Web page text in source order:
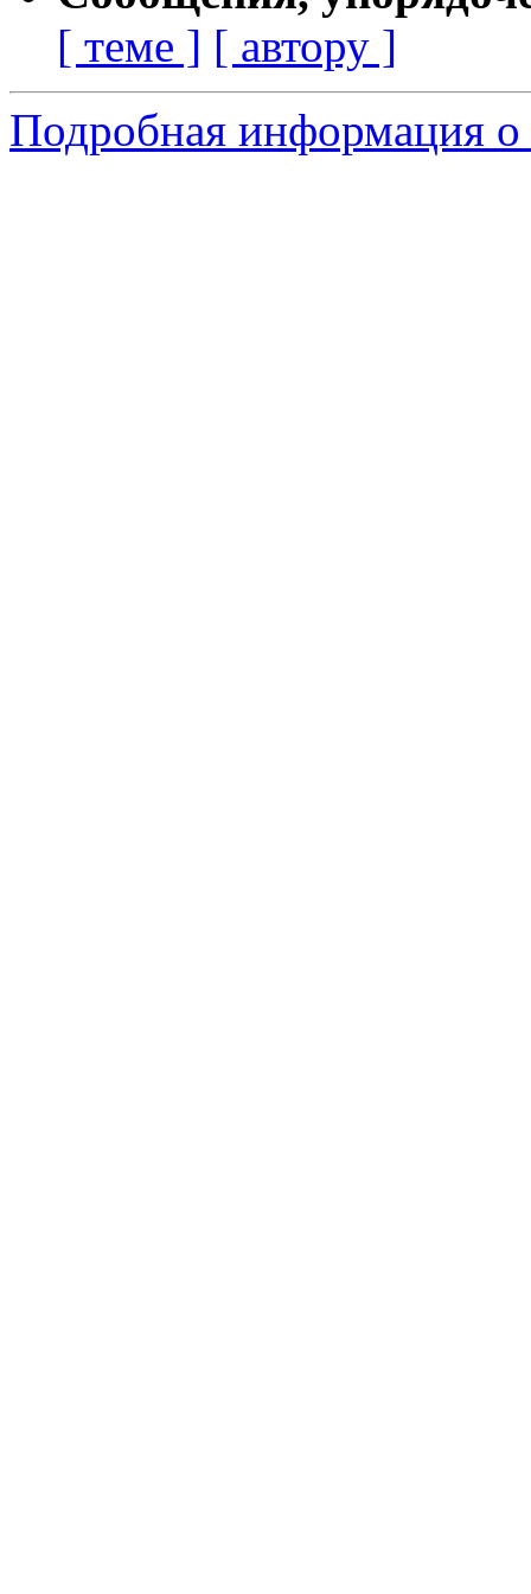
[ теме ] [ автору ]
Подробная информация